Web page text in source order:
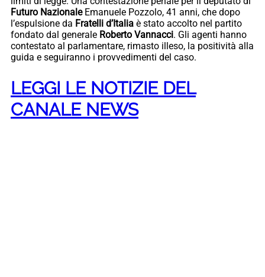
Futuro NazionaleEmanuele Pozzolo, 41 anni, che dopo
l’espulsione da Fratelli d’Italia è stato accolto nel partito
fondato dal generale Roberto Vannacci. Gli agenti hanno
contestato al parlamentare, rimasto illeso, la positività alla
guida e seguiranno i provvedimenti del caso.
LEGGI LE NOTIZIE DEL
CANALE NEWS